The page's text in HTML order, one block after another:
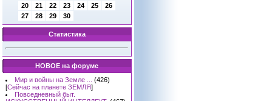
20
21 22 23 24 25
26
27
28 29 30
Статистика
НОВОЕ на форуме
Мир и войны на Земле ...
(426)
[Сейчас на планете ЗЕМЛЯ]
Повседневный быт.